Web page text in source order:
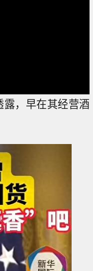
，早在其经营酒